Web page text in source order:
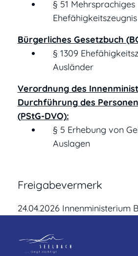
§ 51 Mehrsprachiges
Ehefähigkeitszeugnis
Bürgerliches Gesetzbuch
§ 1309
Ausländer
Verordnung des
Durchführung des
(PStG-DVO):
§ 5 Erhebung von
Auslagen
Freigabevermerk
24.04.2026 Innenministerium